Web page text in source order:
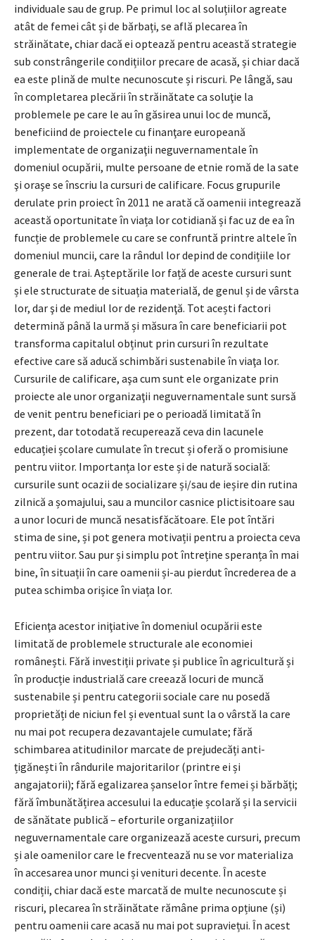
individuale sau de grup. Pe primul loc al soluțiilor agreate
atât de femei cât și de bărbați, se află plecarea în
străinătate, chiar dacă ei optează pentru această strategie
sub constrângerile condițiilor precare de acasă, și chiar dacă
ea este plină de multe necunoscute și riscuri. Pe lângă, sau
în completarea plecării în străinătate ca soluţie la
problemele pe care le au în găsirea unui loc de muncă,
beneficiind de proiectele cu finanţare europeană
implementate de organizaţii neguvernamentale în
domeniul ocupării, multe persoane de etnie romă de la sate
şi oraşe se înscriu la cursuri de calificare. Focus grupurile
derulate prin proiect în 2011 ne arată că oamenii integrează
această oportunitate în viața lor cotidiană și fac uz de ea în
funcție de problemele cu care se confruntă printre altele în
domeniul muncii, care la rândul lor depind de condițiile lor
generale de trai. Așteptările lor față de aceste cursuri sunt
și ele structurate de situația materială, de genul și de vârsta
lor, dar şi de mediul lor de rezidenţă. Tot acești factori
determină până la urmă și măsura în care beneficiarii pot
transforma capitalul obținut prin cursuri în rezultate
efective care să aducă schimbări sustenabile în viaţa lor.
Cursurile de calificare, aşa cum sunt ele organizate prin
proiecte ale unor organizaţii neguvernamentale sunt sursă
de venit pentru beneficiari pe o perioadă limitată în
prezent, dar totodată recuperează ceva din lacunele
educației școlare cumulate în trecut și oferă o promisiune
pentru viitor. Importanța lor este și de natură socială:
cursurile sunt ocazii de socializare și/sau de ieșire din rutina
zilnică a șomajului, sau a muncilor casnice plictisitoare sau
a unor locuri de muncă nesatisfăcătoare. Ele pot întări
stima de sine, și pot genera motivații pentru a proiecta ceva
pentru viitor. Sau pur și simplu pot întreține speranța în mai
bine, în situații în care oamenii și-au pierdut încrederea de a
putea schimba orișice în viața lor.
Eficienţa acestor iniţiative în domeniul ocupării este
limitată de problemele structurale ale economiei
românești. Fără investiții private și publice în agricultură și
în producție industrială care creează locuri de muncă
sustenabile și pentru categorii sociale care nu posedă
proprietăți de niciun fel și eventual sunt la o vârstă la care
nu mai pot recupera dezavantajele cumulate; fără
schimbarea atitudinilor marcate de prejudecăți anti-
țigănești în rândurile majoritarilor (printre ei și
angajatorii); fără egalizarea șanselor între femei și bărbăți;
fără îmbunătățirea accesului la educație școlară și la servicii
de sănătate publică – eforturile organizațiilor
neguvernamentale care organizează aceste cursuri, precum
și ale oamenilor care le frecventează nu se vor materializa
în accesarea unor munci și venituri decente. În aceste
condiții, chiar dacă este marcată de multe necunoscute și
riscuri, plecarea în străinătate rămâne prima opțiune (și)
pentru oamenii care acasă nu mai pot supraviețui. În acest